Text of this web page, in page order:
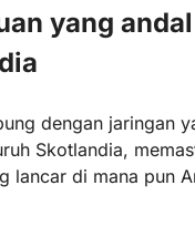
yang
dengan jaringan
Skotlandia,
lancar di mana pun